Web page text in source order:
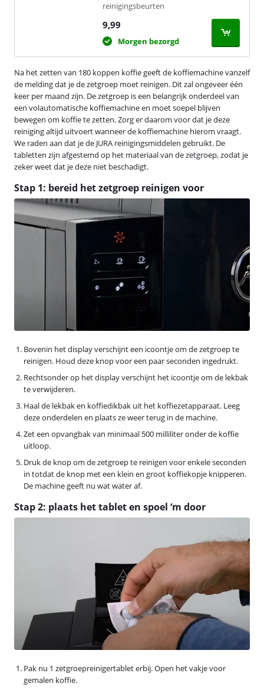
Na het zetten van 180 koppen koffie geeft de koffiemachine vanzelf
de melding dat je de zetgroep moet reinigen. Dit zal ongeveer één
keer per maand zijn. De zetgroep is een belangrijk onderdeel van
een volautomatische koffiemachine en moet soepel blijven
bewegen om koffie te zetten. Zorg er daarom voor dat je deze
reiniging altijd uitvoert wanneer de koffiemachine hierom vraagt.
We raden aan dat je de JURA reinigingsmiddelen gebruikt. De
tabletten zijn afgestemd op het materiaal van de zetgroep, zodat je
zeker weet dat je deze niet beschadigt.
reinigingsbeurten
9,99
Morgen bezorgd
Stap 1: bereid het zetgroep reinigen voor
Bovenin het display verschijnt een icoontje om de zetgroep te
reinigen. Houd deze knop voor een paar seconden ingedrukt.
Rechtsonder op het display verschijnt het icoontje om de lekbak
te verwijderen.
Haal de lekbak en koffiedikbak uit het koffiezetapparaat. Leeg
deze onderdelen en plaats ze weer terug in de machine.
Zet een opvangbak van minimaal 500 milliliter onder de koffie
uitloop.
Druk de knop om de zetgroep te reinigen voor enkele seconden
in totdat de knop met een klein en groot koffiekopje knipperen.
De machine geeft nu wat water af.
Stap 2: plaats het tablet en spoel ‘m door
Pak nu 1 zetgroepreinigertablet erbij. Open het vakje voor
gemalen koffie.